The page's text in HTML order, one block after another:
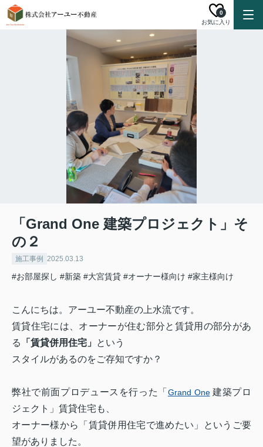
お気に入り
0
「Grand One 建築プロジェクト」そ
の２
施工事例 2025.03.13
#お部屋探し #新築 #大宮賃貸 #オーナー様向け #家主様向け
こんにちは。アーユー不動産の上水流です。
賃貸住宅には、オーナーが住む部分と賃貸用の部分があ
る
「賃貸併用住宅」 という
スタイルがあるのをご存知ですか？
弊社で前面プロデュースを行った「 Grand One建築プロ
ジェクト 」賃貸住宅も、
オーナー様から「賃貸併用住宅で進めたい」というご要
望がありました。